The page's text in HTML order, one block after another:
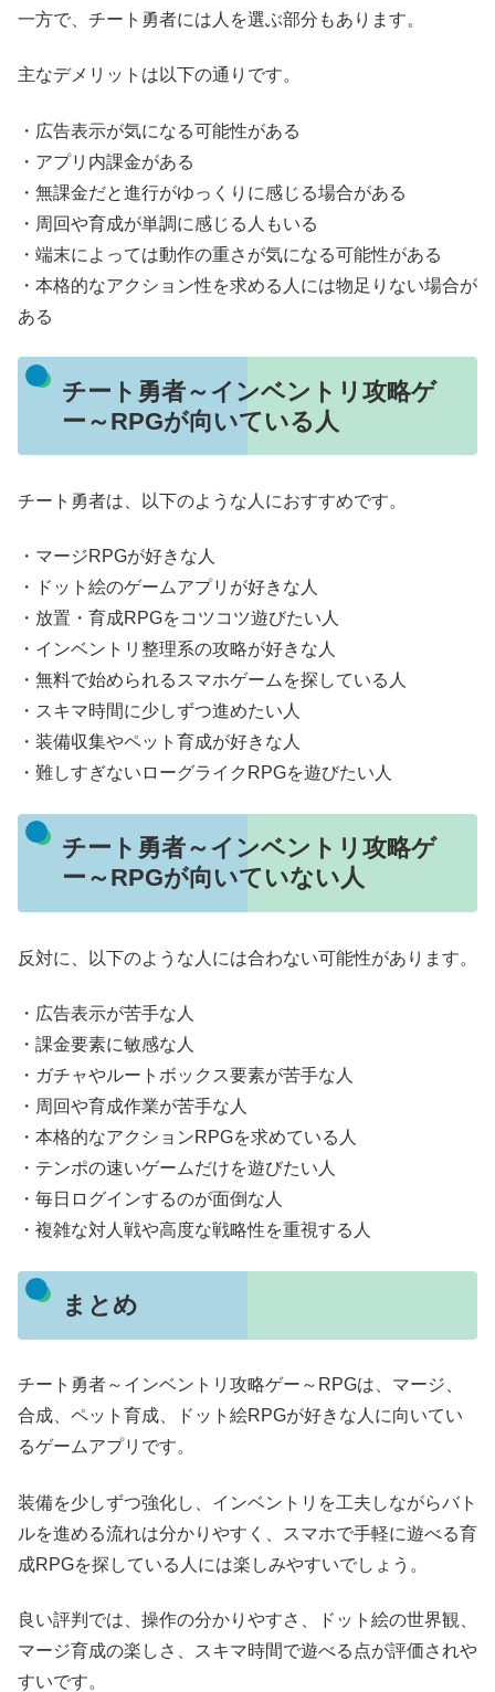
一方で、チート勇者には人を選ぶ部分もあります。
主なデメリットは以下の通りです。
・広告表示が気になる可能性がある
・アプリ内課金がある
・無課金だと進行がゆっくりに感じる場合がある
・周回や育成が単調に感じる人もいる
・端末によっては動作の重さが気になる可能性がある
・本格的なアクション性を求める人には物足りない場合が
ある
チート勇者～インベントリ攻略ゲ
ー～RPGが向いている人
チート勇者は、以下のような人におすすめです。
・マージRPGが好きな人
・ドット絵のゲームアプリが好きな人
・放置・育成RPGをコツコツ遊びたい人
・インベントリ整理系の攻略が好きな人
・無料で始められるスマホゲームを探している人
・スキマ時間に少しずつ進めたい人
・装備収集やペット育成が好きな人
・難しすぎないローグライクRPGを遊びたい人
チート勇者～インベントリ攻略ゲ
ー～RPGが向いていない人
反対に、以下のような人には合わない可能性があります。
・広告表示が苦手な人
・課金要素に敏感な人
・ガチャやルートボックス要素が苦手な人
・周回や育成作業が苦手な人
・本格的なアクションRPGを求めている人
・テンポの速いゲームだけを遊びたい人
・毎日ログインするのが面倒な人
・複雑な対人戦や高度な戦略性を重視する人
まとめ
チート勇者～インベントリ攻略ゲー～RPGは、マージ、
合成、ペット育成、ドット絵RPGが好きな人に向いてい
るゲームアプリです。
装備を少しずつ強化し、インベントリを工夫しながらバト
ルを進める流れは分かりやすく、スマホで手軽に遊べる育
成RPGを探している人には楽しみやすいでしょう。
良い評判では、操作の分かりやすさ、ドット絵の世界観、
マージ育成の楽しさ、スキマ時間で遊べる点が評価されや
すいです。